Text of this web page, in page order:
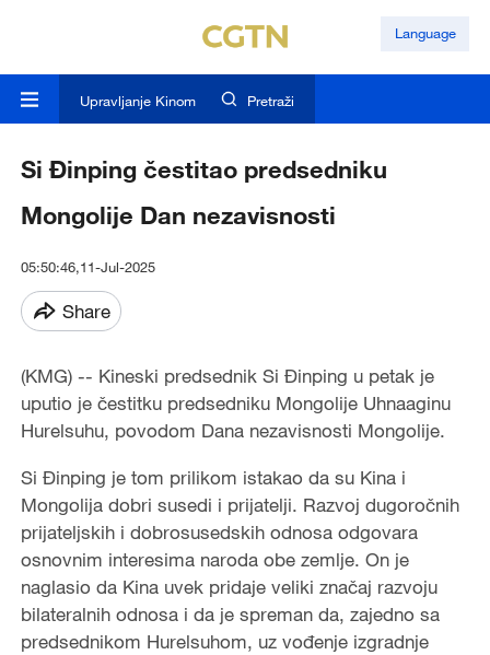
Language
Upravljanje Kinom Pretraži
Si Đinping čestitao predsedniku
Mongolije Dan nezavisnosti
05:50:46,11-Jul-2025
Share
(KMG) -- Kineski predsednik Si Đinping u petak je
uputio je čestitku predsedniku Mongolije Uhnaaginu
Hurelsuhu, povodom Dana nezavisnosti Mongolije.
Si Đinping je tom prilikom istakao da su Kina i
Mongolija dobri susedi i prijatelji. Razvoj dugoročnih
prijateljskih i dobrosusedskih odnosa odgovara
osnovnim interesima naroda obe zemlje. On je
naglasio da Kina uvek pridaje veliki značaj razvoju
bilateralnih odnosa i da je spreman da, zajedno sa
predsednikom Hurelsuhom, uz vođenje izgradnje